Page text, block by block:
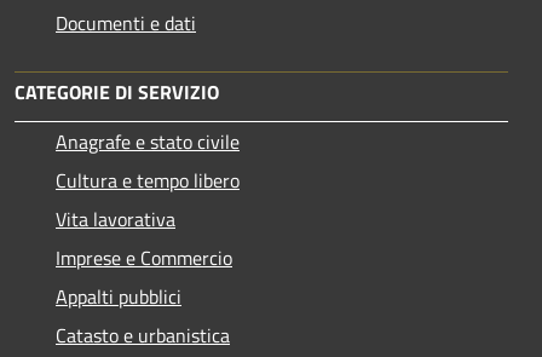
Documenti e dati
CATEGORIE DI SERVIZIO
Anagrafe e stato civile
Cultura e tempo libero
Vita lavorativa
Imprese e Commercio
Appalti pubblici
Catasto e urbanistica